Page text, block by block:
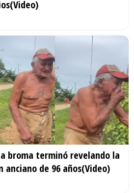
broma terminó revelando la
anciano de 96 años(Video)